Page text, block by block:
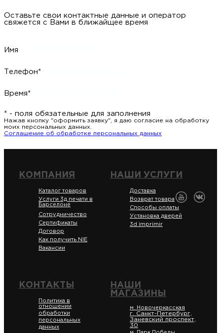
Оставьте свои контактные данные и оператор
свяжется с Вами в ближайщее время
Имя
Телефон*
Время*
* - поля обязательные для заполнения
Нажав кнопку "оформить заявку", я даю согласие на обработку
моих персональных данных.
Соглашение об обработке персональных данных
КОМПАНИЯ
Каталог товаров
Услуги 3д печати в
Барселоне
Сотрудничество
Сертификаты
Договор
Как получить NIE
Вакансии
НАШИ УСЛУГИ
Доставка
Возврат товара
Способы оплаты
Установка дверей
3d imprimir
КОНТАКТЫ
Политика в
отношении
обработки
персональных
данных
НАШИ
МАГАЗИНЫ
м. Новочеркасская
г. Санкт-Петербург,
Заневский проспект,
30